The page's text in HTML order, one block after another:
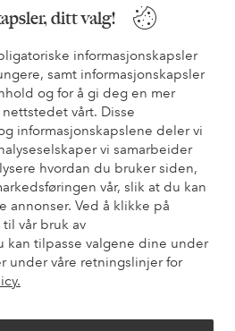
ditt valg!
informasjonskapsler
samt informasjonskapsler
og for å gi deg en mer
vårt. Disse
informasjonskapslene deler vi
vi samarbeider
hvordan du bruker siden,
vår, slik at du kan
annonser. Ved å klikke på
vår bruk av
kan tilpasse valgene dine under
under våre retningslinjer for
spørsmålene i vår FAQ. Du finner
du kan kontakte oss.
Bestilling Betalingsmåte